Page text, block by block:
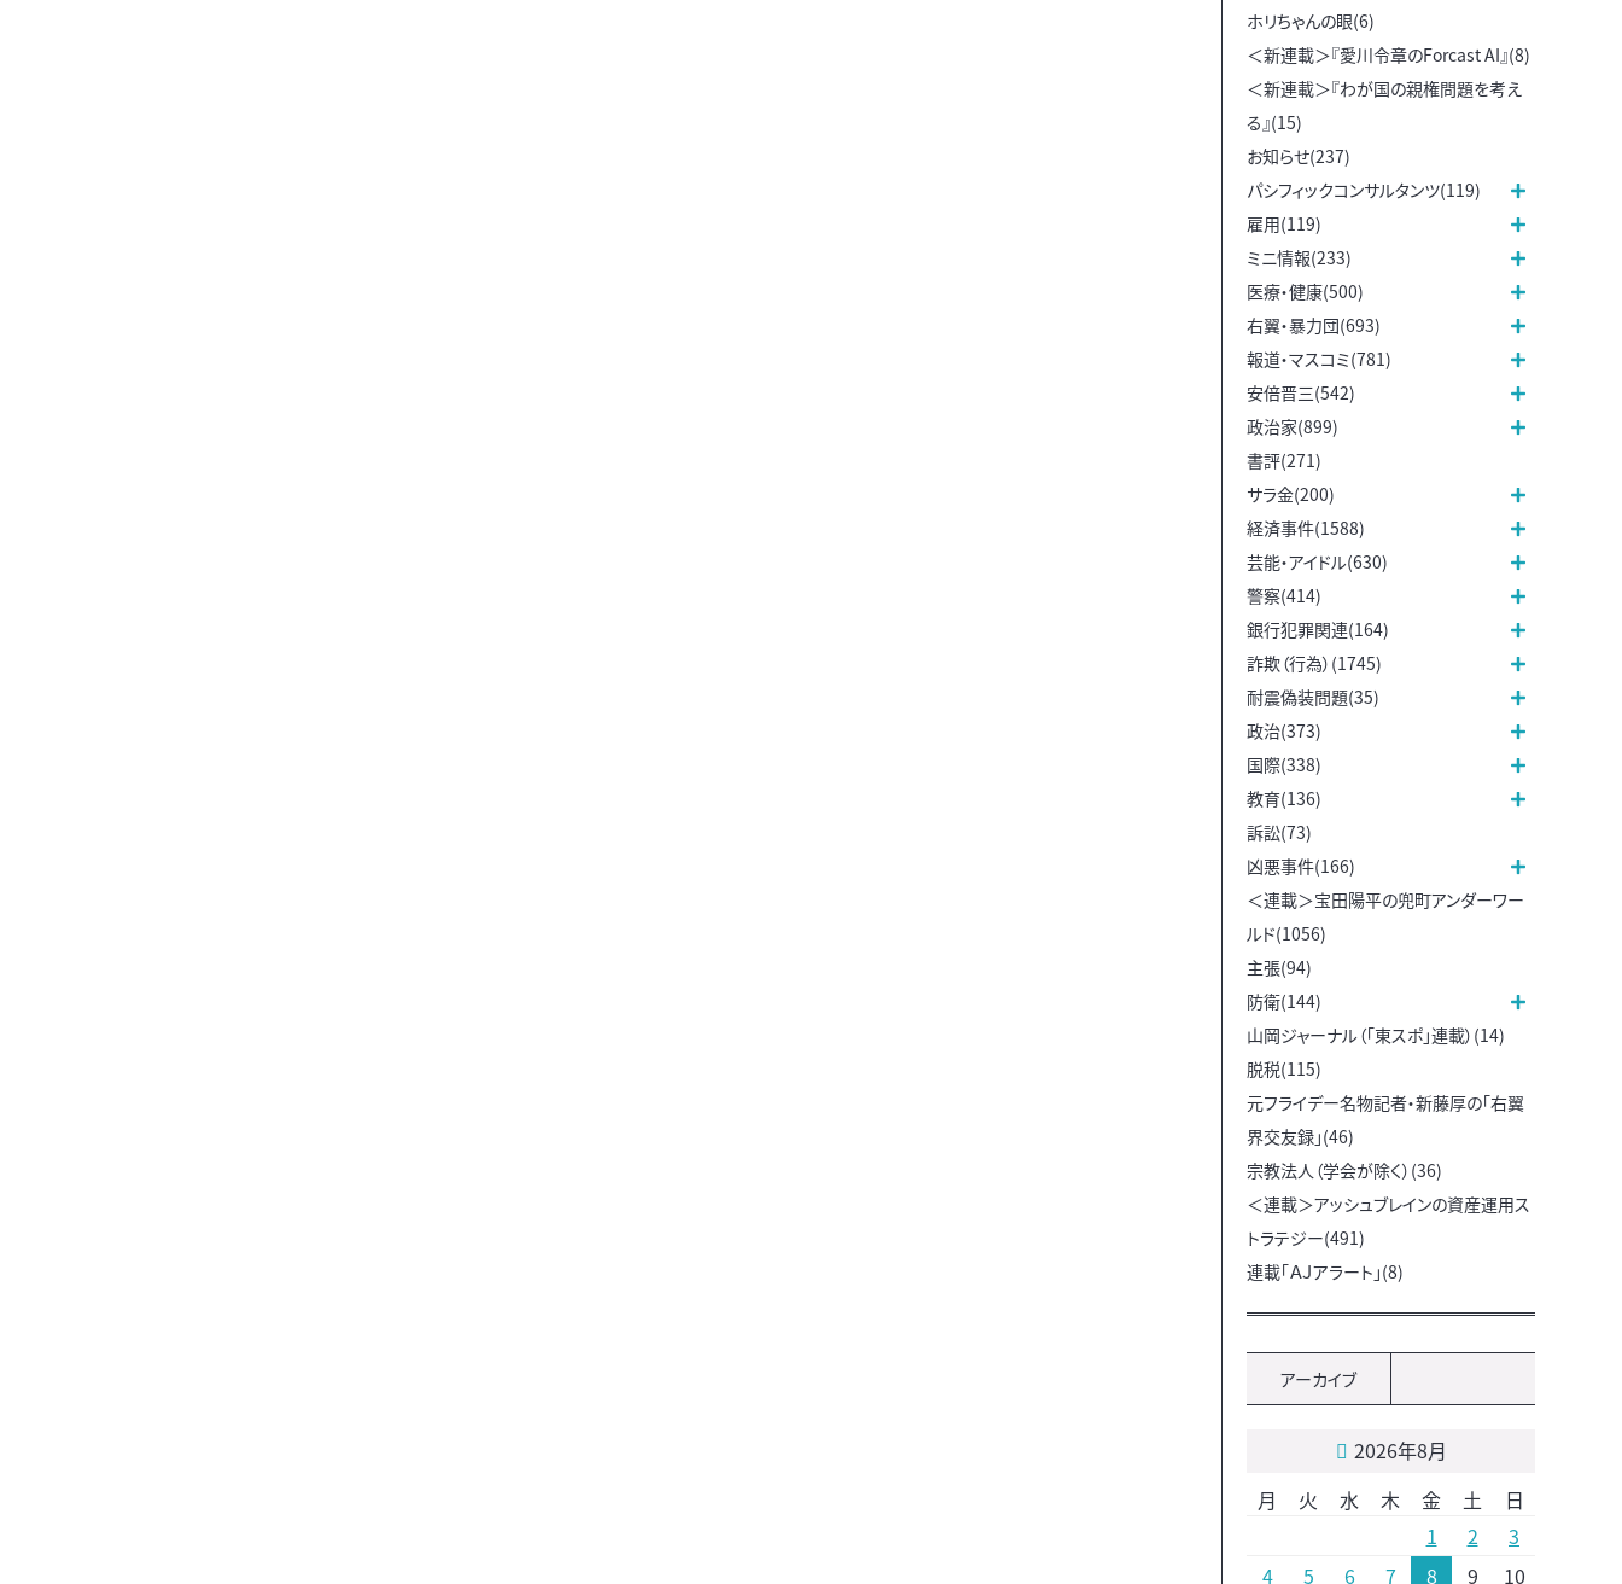
ホリちゃんの眼(6)
＜新連載＞『愛川令章のForcast AI』(8)
＜新連載＞『わが国の親権問題を考え
る』(15)
お知らせ(237)
パシフィックコンサルタンツ(119)
雇用(119)
ミニ情報(233)
医療・健康(500)
右翼・暴力団(693)
報道・マスコミ(781)
安倍晋三(542)
政治家(899)
書評(271)
サラ金(200)
経済事件(1588)
芸能・アイドル(630)
警察(414)
銀行犯罪関連(164)
詐欺（行為）(1745)
耐震偽装問題(35)
政治(373)
国際(338)
教育(136)
訴訟(73)
凶悪事件(166)
＜連載＞宝田陽平の兜町アンダーワー
ルド(1056)
主張(94)
防衛(144)
山岡ジャーナル（「東スポ」連載）(14)
脱税(115)
元フライデー名物記者・新藤厚の「右翼
界交友録」(46)
宗教法人（学会が除く）(36)
＜連載＞アッシュブレインの資産運用ス
トラテジー(491)
連載「ＡＪアラート」(8)
アーカイブ
2026年8月
月
火 水 木 金 土
日
1
2
3
4
5 6 7 8 9 10